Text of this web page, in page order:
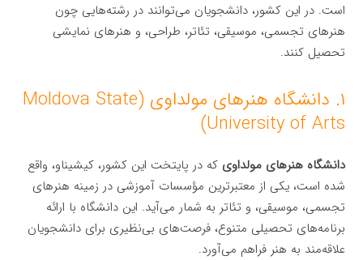
است. در این کشور، دانشجویان می‌توانند در رشته‌هایی چون
هنرهای تجسمی، موسیقی، تئاتر، طراحی، و هنرهای نمایشی
تحصیل کنند.
۱. دانشگاه هنرهای مولداوی (Moldova State
University of Arts)
دانشگاه هنرهای مولداوی که در پایتخت این کشور، کیشیناو، واقع
شده است، یکی از معتبرترین مؤسسات آموزشی در زمینه هنرهای
تجسمی، موسیقی، و تئاتر به شمار می‌آید. این دانشگاه با ارائه
برنامه‌های تحصیلی متنوع، فرصت‌های بی‌نظیری برای دانشجویان
علاقه‌مند به هنر فراهم می‌آورد.